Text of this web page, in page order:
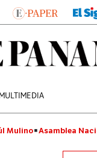
Mulino Asamblea